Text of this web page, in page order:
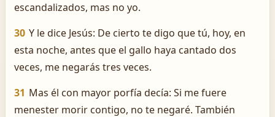
escandalizados, mas no yo.
30 Y le dice Jesús: De cierto te digo que tú, hoy, en
esta noche, antes que el gallo haya cantado dos
veces, me negarás tres veces.
31 Mas él con mayor porfía decía: Si me fuere
menester morir contigo, no te negaré. También